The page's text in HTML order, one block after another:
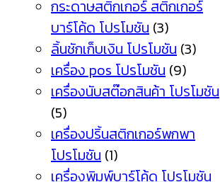
กระดาษสติกเกอร์ สติกเกอร์
บาร์โค้ด โปรโมชัน (3)
ลิ้นชักเก็บเงิน โปรโมชัน (3)
เครื่อง pos โปรโมชัน (9)
เครื่องนับสต๊อกสินค้า โปรโมชัน
(5)
เครื่องปริ้นสติกเกอร์พกพา
โปรโมชัน (1)
เครื่องพิมพ์บาร์โค้ด โปรโมชัน